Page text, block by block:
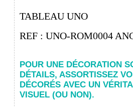
TABLEAU UNO
REF : UNO-ROM0004
POUR UNE DÉCORATION
DÉTAILS, ASSORTISSEZ
DÉCORÉS AVEC UN
VISUEL (OU NON).